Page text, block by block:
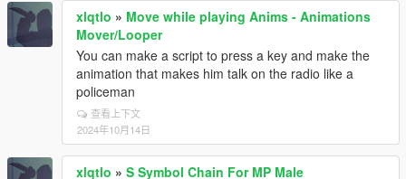
xlqtlo » Move while playing Anims - Animations
Mover/Looper
You can make a script to press a key and make the
animation that makes him talk on the radio like a
policeman
查看上下文
2024年10月14日
xlqtlo » S Symbol Chain For MP Male